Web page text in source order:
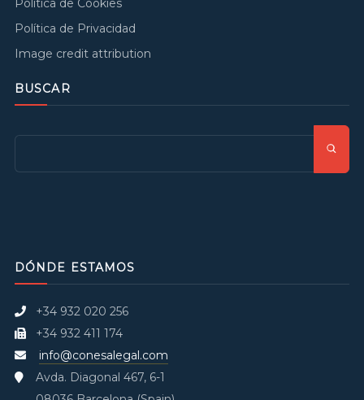
Política de Cookies
Política de Privacidad
Image credit attribution
BUSCAR
DÓNDE ESTAMOS
+34 932 020 256
+34 932 411 174
info@conesalegal.com
Avda. Diagonal 467, 6-1